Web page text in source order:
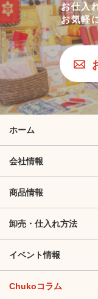
お仕入
お気軽
ホーム
会社情報
商品情報
卸売・仕入れ方法
イベント情報
Chukoコラム